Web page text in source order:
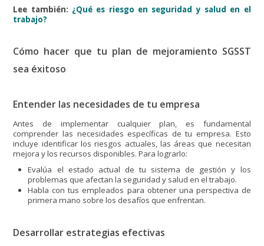
Lee también: ¿Qué es riesgo en seguridad y salud en el
trabajo?
Cómo hacer que tu plan de mejoramiento SGSST
sea éxitoso
Entender las necesidades de tu empresa
Antes de implementar cualquier plan, es fundamental
comprender las necesidades específicas de tu empresa. Esto
incluye identificar los riesgos actuales, las áreas que necesitan
mejora y los recursos disponibles. Para lograrlo:
Evalúa el estado actual de tu sistema de gestión y los
problemas que afectan la seguridad y salud en el trabajo.
Habla con tus empleados para obtener una perspectiva de
primera mano sobre los desafíos que enfrentan.
Desarrollar estrategias efectivas